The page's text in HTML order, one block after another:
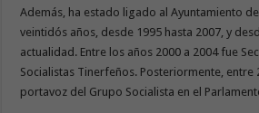
Además, ha estado ligado al Ayuntamiento
veintidós años, desde 1995 hasta 2007, y
actualidad. Entre los años 2000 a 2004 fue
Socialistas Tinerfeños. Posteriormente, entre
portavoz del Grupo Socialista en el